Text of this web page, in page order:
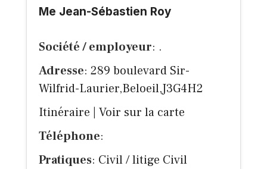
Me Jean-Sébastien Roy
Société / employeur: .
Adresse: 289 boulevard Sir-
Wilfrid-Laurier,Beloeil,J3G4H2
Itinéraire
Voir sur la carte
Téléphone:
Pratiques: Civil / litige Civil